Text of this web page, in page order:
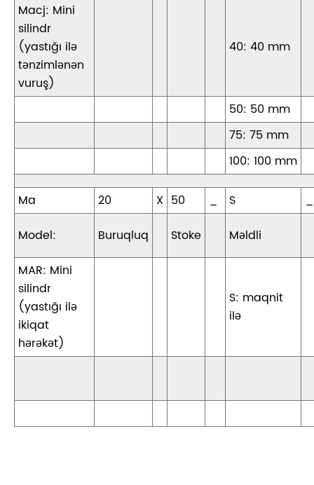
Macj: Mini
silindr
(yastığı ilə
tənzimlənən
vuruş)
40: 40 mm
50: 50 mm
75: 75 mm
100: 100 mm
Ma 20 X 50 _ S
_
Model:
Buruqluq Stoke
Məldli
MAR: Mini
silindr
(yastığı ilə
ikiqat
hərəkət)
S: maqnit
ilə